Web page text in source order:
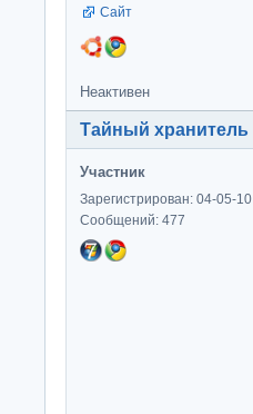
Сайт
Неактивен
Тайный хранитель
Участник
Зарегистрирован: 04-05-10
Сообщений: 477